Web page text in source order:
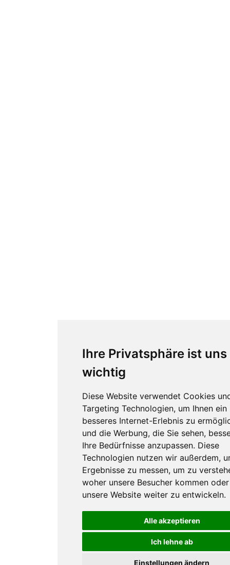
Ihre Privatsphäre ist uns
wichtig
Diese Website verwendet Cookies
Targeting Technologien, um Ihnen ein
besseres Internet-Erlebnis zu
und die Werbung, die Sie sehen,
Ihre Bedürfnisse anzupassen. Diese
Technologien nutzen wir außerdem,
Ergebnisse zu messen, um zu
woher unsere Besucher kommen
unsere Website weiter zu entwickeln.
Alle akzeptieren
Ich lehne ab
Einstellungen ändern